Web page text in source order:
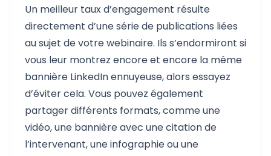
Un meilleur taux d’engagement résulte
directement d’une série de publications liées
au sujet de votre webinaire. Ils s’endormiront si
vous leur montrez encore et encore la même
bannière LinkedIn ennuyeuse, alors essayez
d’éviter cela. Vous pouvez également
partager différents formats, comme une
vidéo, une bannière avec une citation de
l’intervenant, une infographie ou une